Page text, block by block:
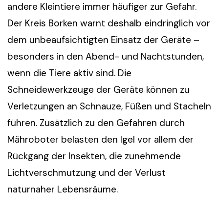
andere Kleintiere immer häufiger zur Gefahr.
Der Kreis Borken warnt deshalb eindringlich vor
dem unbeaufsichtigten Einsatz der Geräte –
besonders in den Abend- und Nachtstunden,
wenn die Tiere aktiv sind. Die
Schneidewerkzeuge der Geräte können zu
Verletzungen an Schnauze, Füßen und Stacheln
führen. Zusätzlich zu den Gefahren durch
Mähroboter belasten den Igel vor allem der
Rückgang der Insekten, die zunehmende
Lichtverschmutzung und der Verlust
naturnaher Lebensräume.